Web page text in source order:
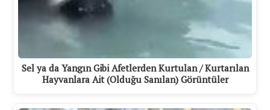
Sel ya da Yangın Gibi Afetlerden Kurtulan / Kurtarılan
Hayvanlara Ait (Olduğu Sanılan) Görüntüler